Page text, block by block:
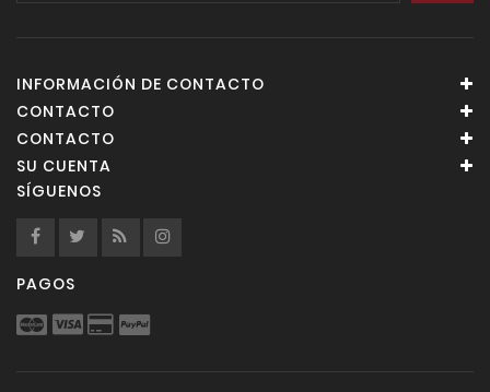
INFORMACIÓN DE CONTACTO
CONTACTO
CONTACTO
SU CUENTA
SÍGUENOS
PAGOS